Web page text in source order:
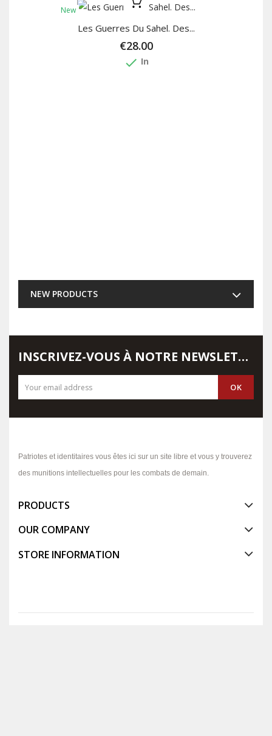
New
Les Guerres Du Sahel. Des...
€28.00
done In
NEW PRODUCTS
INSCRIVEZ-VOUS À NOTRE NEWSLETTER
Patriotes et identitaires vous êtes ici sur un site libre et vous y trouverez
des munitions intellectuelles pour les combats de demain.
PRODUCTS
OUR COMPANY
STORE INFORMATION